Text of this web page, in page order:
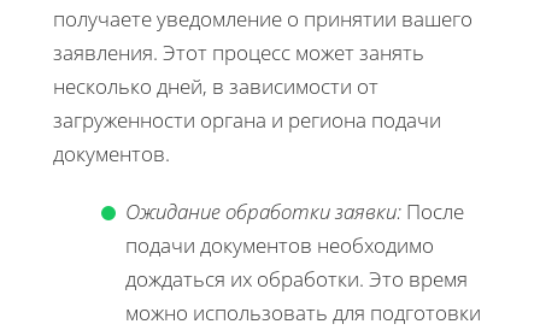
получаете уведомление о принятии вашего
заявления. Этот процесс может занять
несколько дней, в зависимости от
загруженности органа и региона подачи
документов.
Ожидание обработки заявки: После
подачи документов необходимо
дождаться их обработки. Это время
можно использовать для подготовки